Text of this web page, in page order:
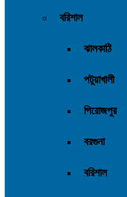
বরিশাল
ঝালকাঠি
পটুয়াখালী
পিরোজপুর
বরগুনা
বরিশাল